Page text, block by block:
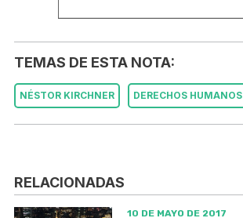
TEMAS DE ESTA NOTA:
NÉSTOR KIRCHNER DERECHOS HUMANOS
RELACIONADAS
10 DE MAYO DE 2017